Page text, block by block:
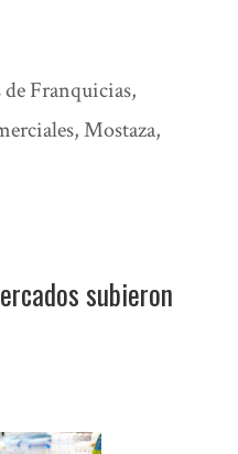
de Franquicias,
,Mostaza,
subieron